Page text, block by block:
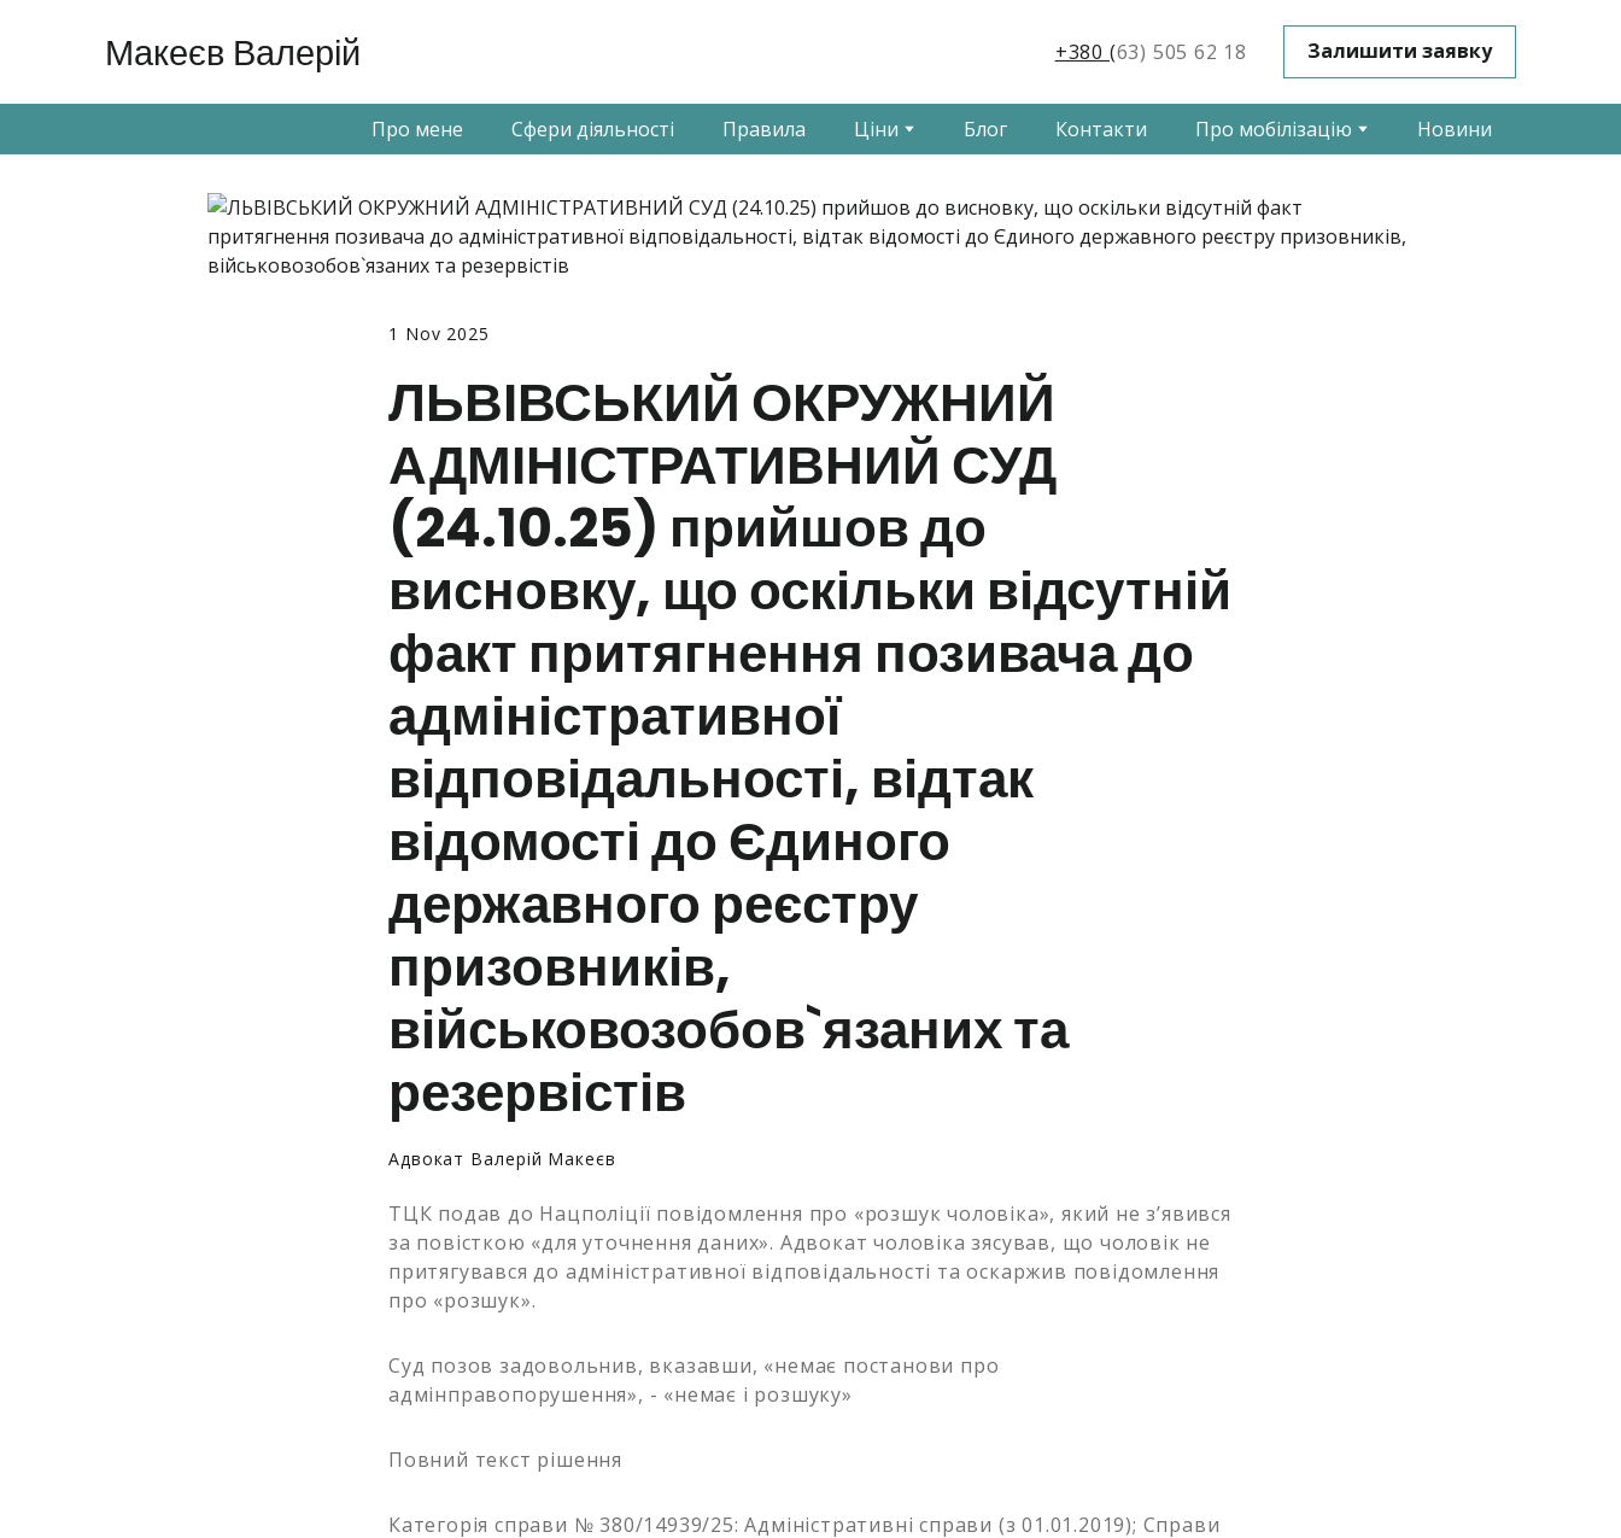
Макеєв Валерій +380 (63) 505 62 18 Залишити заявку
Про мене Сфери діяльності Правила Ціни Блог Контакти Про мобілізацію Новини
1 Nov 2025
ЛЬВІВСЬКИЙ ОКРУЖНИЙ
АДМІНІСТРАТИВНИЙ СУД
(24.10.25) прийшов до
висновку, що оскільки відсутній
факт притягнення позивача до
адміністративної
відповідальності, відтак
відомості до Єдиного
державного реєстру
призовників,
військовозобов`язаних та
резервістів
Адвокат Валерій Макеєв
ТЦК подав до Нацполіції повідомлення про «розшук чоловіка», який не з’явився
за повісткою «для уточнення даних». Адвокат чоловіка зясував, що чоловік не
притягувався до адміністративної відповідальності та оскаржив повідомлення
про «розшук».
Суд позов задовольнив, вказавши, «немає постанови про
адмінправопорушення», - «немає і розшуку»
Повний текст рішення
Категорія справи № 380/14939/25: Адміністративні справи (з 01.01.2019); Справи